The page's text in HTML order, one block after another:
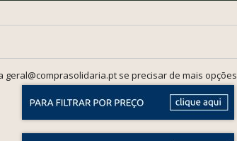
se precisar de mais opções